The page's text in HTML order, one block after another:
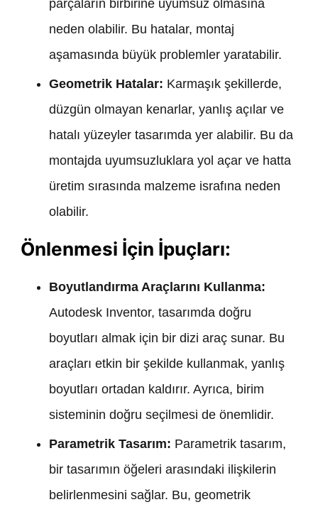
parçaların birbirine uyumsuz olmasına
neden olabilir. Bu hatalar, montaj
aşamasında büyük problemler yaratabilir.
Geometrik Hatalar: Karmaşık şekillerde,
düzgün olmayan kenarlar, yanlış açılar ve
hatalı yüzeyler tasarımda yer alabilir. Bu da
montajda uyumsuzluklara yol açar ve hatta
üretim sırasında malzeme israfına neden
olabilir.
Önlenmesi İçin İpuçları:
Boyutlandırma Araçlarını Kullanma:
Autodesk Inventor, tasarımda doğru
boyutları almak için bir dizi araç sunar. Bu
araçları etkin bir şekilde kullanmak, yanlış
boyutları ortadan kaldırır. Ayrıca, birim
sisteminin doğru seçilmesi de önemlidir.
Parametrik Tasarım: Parametrik tasarım,
bir tasarımın öğeleri arasındaki ilişkilerin
belirlenmesini sağlar. Bu, geometrik